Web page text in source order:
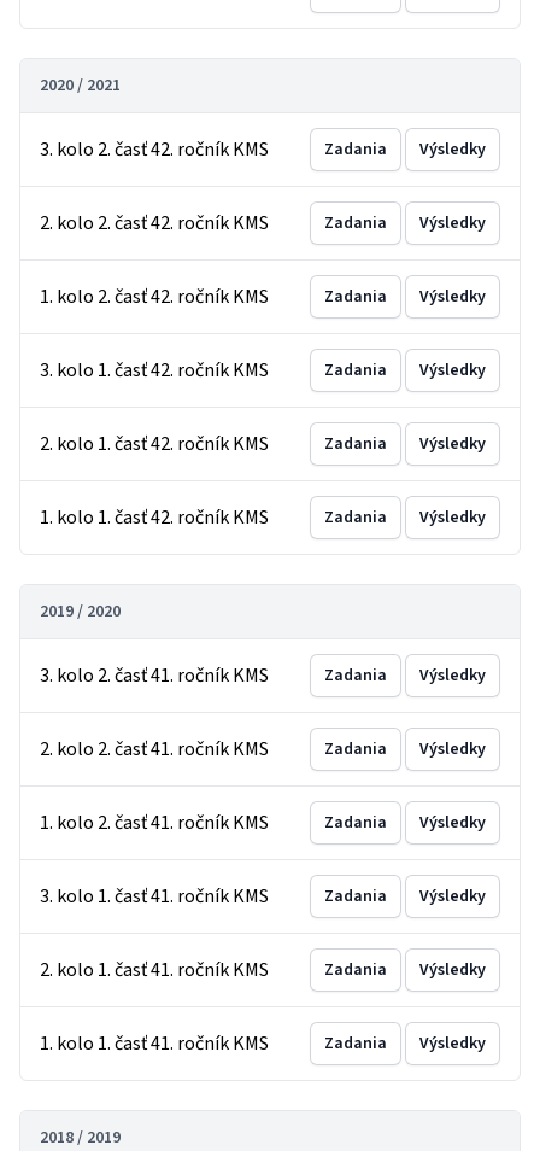
2020 / 2021
3. kolo 2. časť 42. ročník KMS Zadania Výsledky
2. kolo 2. časť 42. ročník KMS Zadania Výsledky
1. kolo 2. časť 42. ročník KMS Zadania Výsledky
3. kolo 1. časť 42. ročník KMS Zadania Výsledky
2. kolo 1. časť 42. ročník KMS Zadania Výsledky
1. kolo 1. časť 42. ročník KMS Zadania Výsledky
2019 / 2020
3. kolo 2. časť 41. ročník KMS Zadania Výsledky
2. kolo 2. časť 41. ročník KMS Zadania Výsledky
1. kolo 2. časť 41. ročník KMS Zadania Výsledky
3. kolo 1. časť 41. ročník KMS Zadania Výsledky
2. kolo 1. časť 41. ročník KMS Zadania Výsledky
1. kolo 1. časť 41. ročník KMS Zadania Výsledky
2018 / 2019